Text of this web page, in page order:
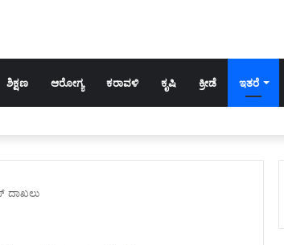
ಶಿಕ್ಷಣ ಆರೋಗ್ಯ ಕರಾವಳಿ ಕೃಷಿ ಕ್ರೀಡೆ ಇತರೆ
ದಾಖಲು